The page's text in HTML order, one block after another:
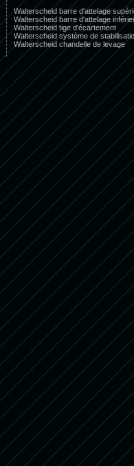
Walterscheid barre d'attelage
Walterscheid barre d'attelage
Walterscheid tige d'écartement
Walterscheid système de
Walterscheid chandelle de levage